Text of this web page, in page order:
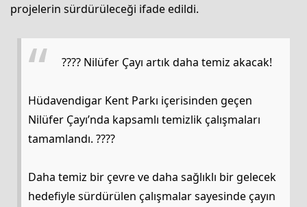
projelerin sürdürüleceği ifade edildi.
???? Nilüfer Çayı artık daha temiz akacak!
Hüdavendigar Kent Parkı içerisinden geçen
Nilüfer Çayı’nda kapsamlı temizlik çalışmaları
tamamlandı. ????
Daha temiz bir çevre ve daha sağlıklı bir gelecek
hedefiyle sürdürülen çalışmalar sayesinde çayın